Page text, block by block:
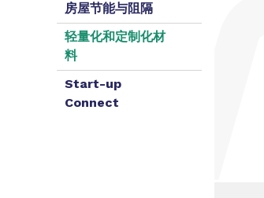
房屋节能与阻隔
轻量化和定制化材
料
Start-up
Connect